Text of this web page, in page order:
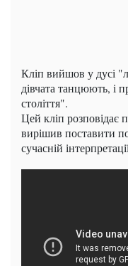
Кліп вийшов у дусі
дівчата танцюють, і
століття".
Цей кліп розповідає
вирішив поставити
сучасній